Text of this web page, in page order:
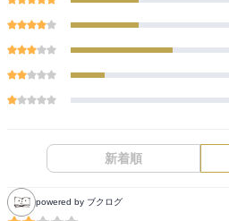
新着順
powered by ブクログ